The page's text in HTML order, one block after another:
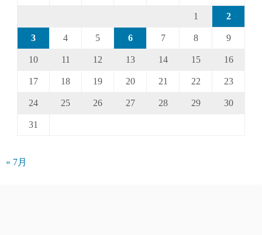
1 2
3 4 5 6 7 8 9
10 11 12 13 14 15 16
17 18 19 20 21 22 23
24 25 26 27 28 29 30
31
« 7月